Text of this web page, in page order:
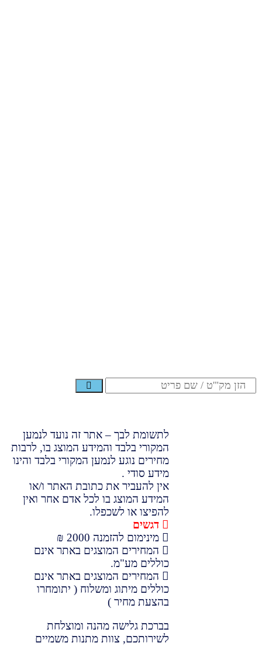
לתשומת לבך – אתר זה נועד לנמען
המקורי בלבד והמידע המוצג בו, לרבות
מחירים נוגע לנמען המקורי בלבד והינו
מידע סודי .
אין להעביר את כתובת האתר ו/או
המידע המוצג בו לכל אדם אחר ואין
להפיצו או לשכפלו.
דגשים
מינימום להזמנה 2000 ₪
המחירים המוצגים באתר אינם
כוללים מע"מ.
המחירים המוצגים באתר אינם
כוללים מיתוג ומשלוח ( יתומחרו
בהצעת מחיר )
בברכת גלישה מהנה ומוצלחת
לשירותכם, צוות מתנות משמיים